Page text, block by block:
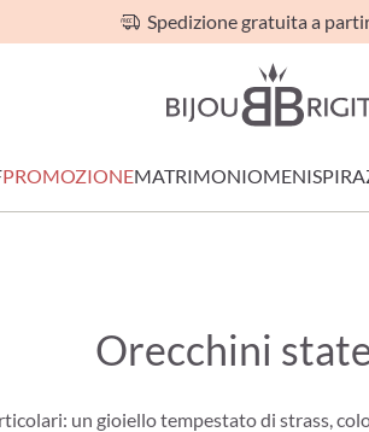
Spedizione gratuita a
PROMOZIONEMATRIMONIOMEN
Orecchini
un gioiello tempestato di strass,